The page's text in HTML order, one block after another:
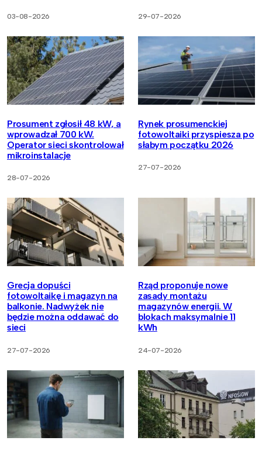
03-08-2026 29-07-2026
Prosument zgłosił 48 kW, a
wprowadzał 700 kW.
Operator sieci skontrolował
mikroinstalacje
28-07-2026
Rynek prosumenckiej
fotowoltaiki przyspiesza po
słabym początku 2026
27-07-2026
Grecja dopuści
fotowoltaikę i magazyn na
balkonie. Nadwyżek nie
będzie można oddawać do
sieci
27-07-2026
Rząd proponuje nowe
zasady montażu
magazynów energii. W
blokach maksymalnie 11
kWh
24-07-2026